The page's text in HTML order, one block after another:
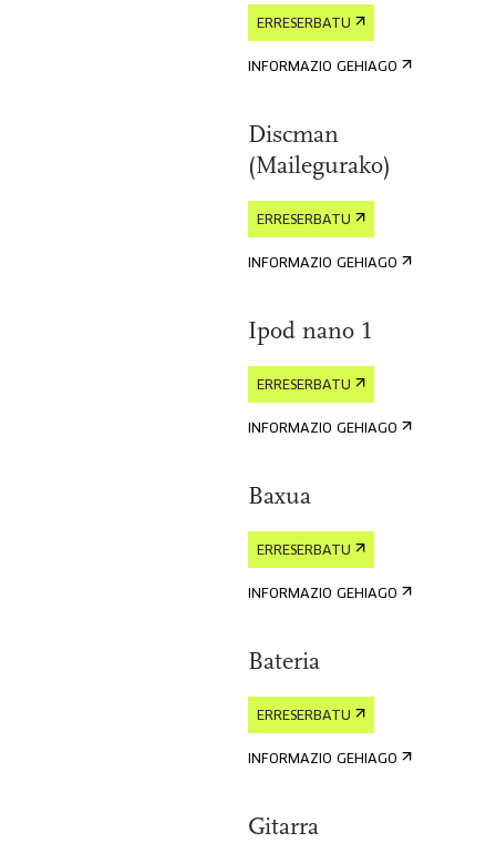
ERRESERBATU
INFORMAZIO GEHIAGO
Discman
(Mailegurako)
ERRESERBATU
INFORMAZIO GEHIAGO
Ipod nano 1
ERRESERBATU
INFORMAZIO GEHIAGO
Baxua
ERRESERBATU
INFORMAZIO GEHIAGO
Bateria
ERRESERBATU
INFORMAZIO GEHIAGO
Gitarra